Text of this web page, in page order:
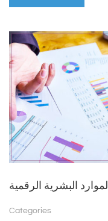
الموارد البشرية الرقمية
Categories